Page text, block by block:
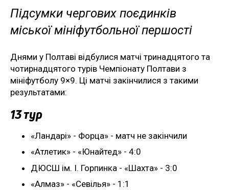
Підсумки чергових поєдинків
міської мініфутбольної першості
Днями у Полтаві відбулися матчі тринадцятого та
чотирнадцятого турів Чемпіонату Полтави з
мініфутболу 9×9. Ці матчі закінчилися з такими
результатами:
13 тур
«Ландарі» - Форца» - матч не закінчили
«Атлетик» - «Юнайтед» - 4:0
ДЮСШ ім. І. Горпинка - «Шахта» - 3:0
«Алмаз» - «Севілья» - 1:1